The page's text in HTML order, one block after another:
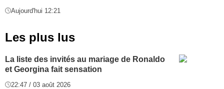
Aujourd'hui 12:21
Les plus lus
La liste des invités au mariage de Ronaldo
et Georgina fait sensation
22:47 / 03 août 2026